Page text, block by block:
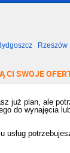
Rzeszów
CI SWOJE
już plan, ale
do wynajęcia
usług